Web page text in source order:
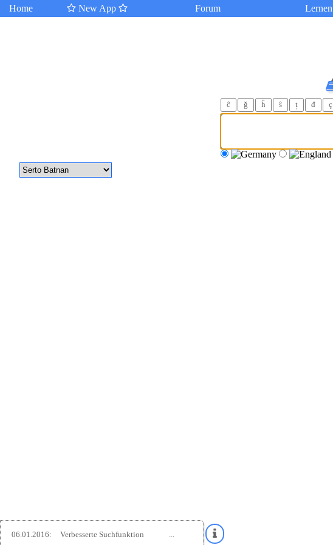
Home New App Forum Lernen
ĉ ğ ĥ ŝ ț đ ç
06.01.2016: Verbesserte Suchfunktion ...